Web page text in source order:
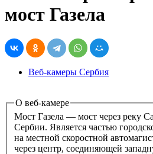
мост Газела
Веб-камеры Сербия
О веб-камере
Мост Газела — мост через реку
Сербии. Является частью
на местной скоростной
через центр, соединяющей